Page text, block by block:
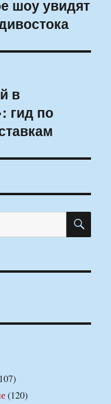
шоу увидят
в
гид по
(120)